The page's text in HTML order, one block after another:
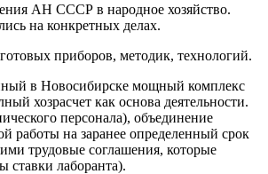
АН СССР в народное хозяйство.
на конкретных делах.
приборов, методик, технологий.
в Новосибирске мощный комплекс
хозрасчет как основа деятельности.
персонала), объединение
работы на заранее определенный срок
трудовые соглашения, которые
ставки лаборанта).